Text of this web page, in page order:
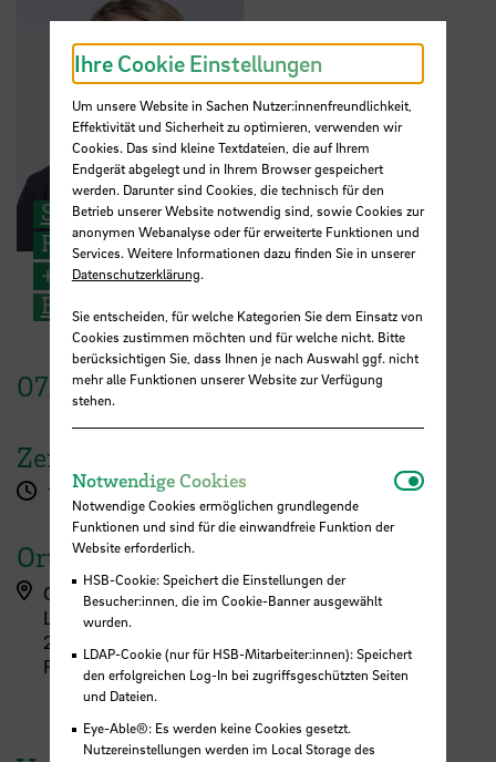
Saskia Bunting
Referentin der Hochschulleitung
+49 421 5905 6725
E-Mail
07. Oktober2025
Zeit
13:30 - 15:30 Uhr
Ort
Campus Neustadt, Langemarckstraße (L-Gebäude)
Langemarckstraße 113
28199 Bremen
Foyer
Ihre Cookie Einstellungen
Um unsere Website in Sachen Nutzer:innenfreundlichkeit,
Effektivität und Sicherheit zu optimieren, verwenden wir
Cookies. Das sind kleine Textdateien, die auf Ihrem
Endgerät abgelegt und in Ihrem Browser gespeichert
werden. Darunter sind Cookies, die technisch für den
Betrieb unserer Website notwendig sind, sowie Cookies zur
anonymen Webanalyse oder für erweiterte Funktionen und
Services. Weitere Informationen dazu finden Sie in unserer
Datenschutzerklärung.
Sie entscheiden, für welche Kategorien Sie dem Einsatz von
Cookies zustimmen möchten und für welche nicht. Bitte
berücksichtigen Sie, dass Ihnen je nach Auswahl ggf. nicht
mehr alle Funktionen unserer Website zur Verfügung
stehen.
Notwendige Cookies
Notwendige Cookies ermöglichen grundlegende
Funktionen und sind für die einwandfreie Funktion der
Website erforderlich.
HSB-Cookie: Speichert die Einstellungen der
Besucher:innen, die im Cookie-Banner ausgewählt
wurden.
LDAP-Cookie (nur für HSB-Mitarbeiter:innen): Speichert
den erfolgreichen Log-In bei zugriffsgeschützten Seiten
und Dateien.
Eye-Able®: Es werden keine Cookies gesetzt.
Nutzereinstellungen werden im Local Storage des